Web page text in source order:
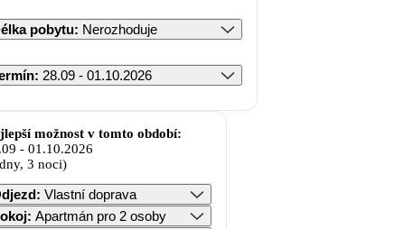
pobytu: Nerozhoduje
: 28.09 - 01.10.2026
možnost v tomto období:
- 01.10.2026
3 noci)
: Vlastní doprava
: Apartmán pro 2 osoby